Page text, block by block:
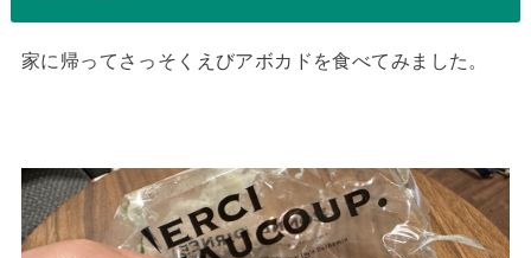
家に帰ってさっそくえびアボカドを食べてみました。